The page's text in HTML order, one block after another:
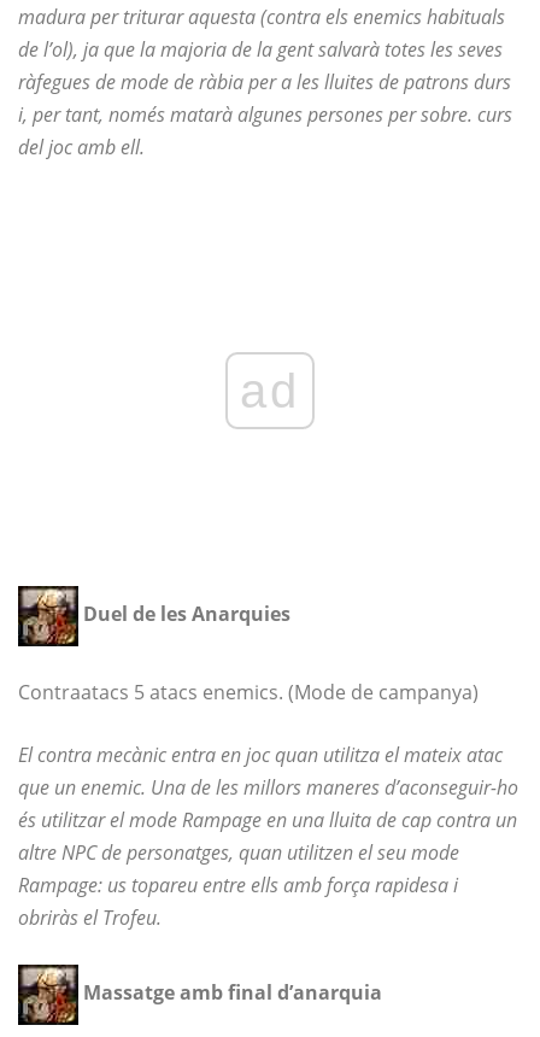
madura per triturar aquesta (contra els enemics habituals
de l’ol), ja que la majoria de la gent salvarà totes les seves
ràfegues de mode de ràbia per a les lluites de patrons durs
i, per tant, només matarà algunes persones per sobre. curs
del joc amb ell.
ad
Duel de les Anarquies
Contraatacs 5 atacs enemics. (Mode de campanya)
El contra mecànic entra en joc quan utilitza el mateix atac
que un enemic. Una de les millors maneres d’aconseguir-ho
és utilitzar el mode Rampage en una lluita de cap contra un
altre NPC de personatges, quan utilitzen el seu mode
Rampage: us topareu entre ells amb força rapidesa i
obriràs el Trofeu.
Massatge amb final d’anarquia